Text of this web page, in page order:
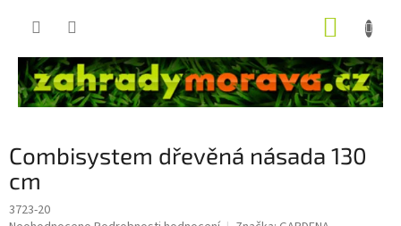
Combisystem dřevěná násada 130
cm
3723-20